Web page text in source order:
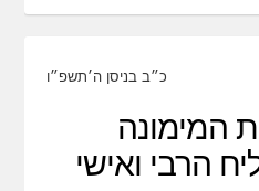
כ״ב בניסן ה׳תשפ״ו
המימונה
הרבי ואישי